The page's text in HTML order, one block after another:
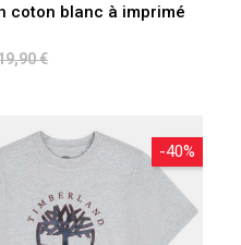
coton blanc à imprimé
€
-40%